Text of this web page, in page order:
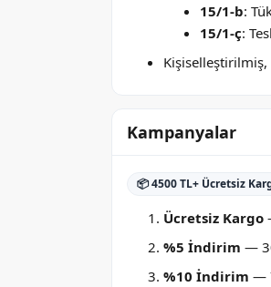
15/1-b:
15/1-ç:
Kişiselleştirilmiş,
Kampanyalar
📦 4500 TL+ Ücretsiz
Ücretsiz Kargo
%5 İndirim —
%10 İndirim —